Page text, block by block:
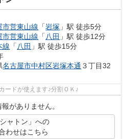
市営東山線 「岩塚 」駅 徒歩5分
市営東山線 「 八田 」駅 徒歩12分
線 「 八田 」駅 徒歩15分
名古屋市中村区岩塚本通 ３丁目32
ードが使えます♪分割ＯＫ♪
がありません。
シャトン」への
わせはこちら